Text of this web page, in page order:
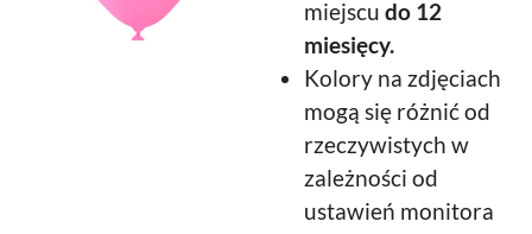
miejscu do 12
miesięcy.
Kolory na zdjęciach
mogą się różnić od
rzeczywistych w
zależności od
ustawień monitora